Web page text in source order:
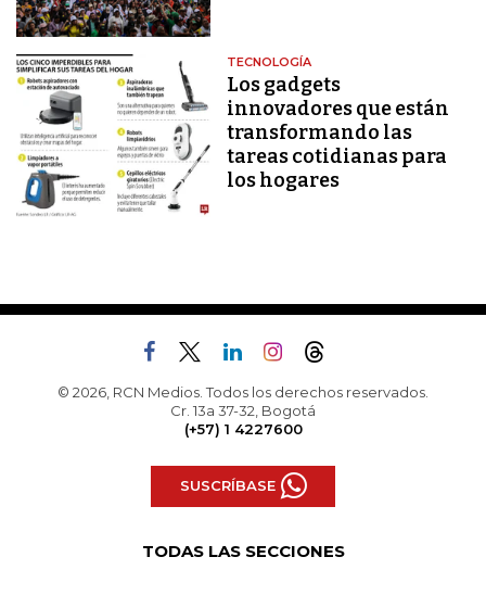
TECNOLOGÍA
Los gadgets
innovadores que están
transformando las
tareas cotidianas para
los hogares
© 2026, RCN Medios. Todos los derechos reservados.
Cr. 13a 37-32, Bogotá
(+57) 1 4227600
SUSCRÍBASE
TODAS LAS SECCIONES